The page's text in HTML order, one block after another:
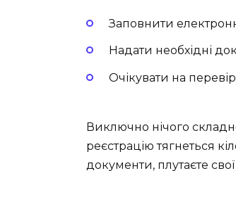
Заповнити
Надати необхідні
Очікувати на
Виключно нічого
реєстрацію тягнеться
документи, плутаєте